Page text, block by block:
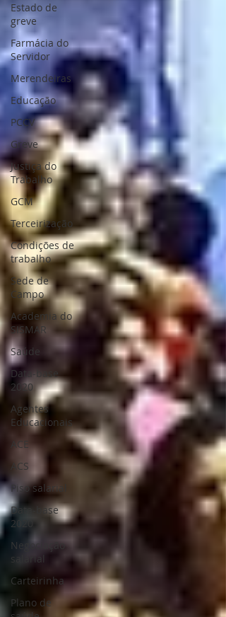
Estado de
greve
Farmácia do
Servidor
Merendeiras
Educação
PCCV
Greve
Justiça do
Trabalho
GCM
Terceirização
Condições de
trabalho
Sede de
Campo
Academia do
SISMAR
Saúde
Data-base
2020
Agentes
Educacionais
ACE
ACS
Piso salarial
Data-base
2020
Negociação
salarial
Carteirinha
Plano de